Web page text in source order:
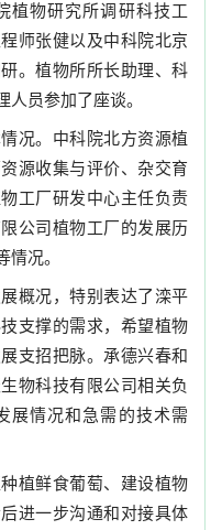
植物研究所调研科技工
师张健以及中科院北京
。植物所所长助理、科
员参加了座谈。
况。中科院北方资源植
源收集与评价、杂交育
工厂研发中心主任负责
公司植物工厂的发展历
况。
概况，特别表达了滦平
支撑的需求，希望植物
支招把脉。承德兴春和
物科技有限公司相关负
展情况和急需的技术需
植鲜食葡萄、建设植物
进一步沟通和对接具体